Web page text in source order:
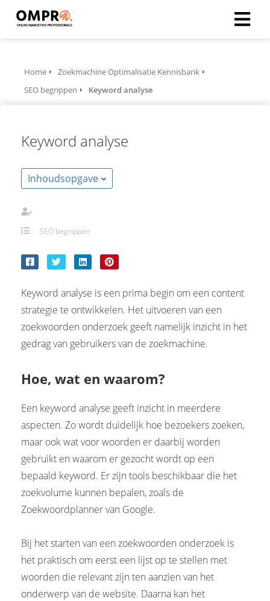
Home
Zoekmachine Optimalisatie Kennisbank
SEO begrippen
Keyword analyse
Keyword analyse
Inhoudsopgave
SEO begrippen
Keyword analyse is een prima begin om een content
strategie te ontwikkelen. Het uitvoeren van een
zoekwoorden onderzoek geeft namelijk inzicht in het
gedrag van gebruikers van de zoekmachine.
Hoe, wat en waarom?
Een keyword analyse geeft inzicht in meerdere
aspecten. Zo wordt duidelijk hoe bezoekers zoeken,
maar ook wat voor woorden er daarbij worden
gebruikt en waarom er gezocht wordt op een
bepaald keyword. Er zijn tools beschikbaar die het
zoekvolume kunnen bepalen, zoals de
Zoekwoordplanner van Google.
Bij het starten van een zoekwoorden onderzoek is
het praktisch om eerst een lijst op te stellen met
woorden die relevant zijn ten aanzien van het
onderwerp van de website. Daarna kan het
om
Ze
gebruikt
deze
Hierdoor
website-